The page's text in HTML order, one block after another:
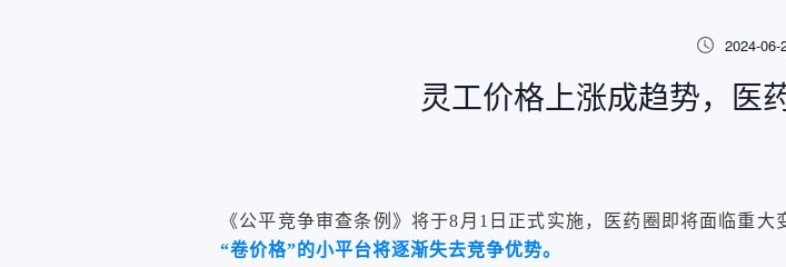
2024-06-
灵工价格上涨成趋势，医
《公平竞争审查条例》将于8月1日正式实施，医药圈即将面临重大
“卷价格”的小平台将逐渐失去竞争优势。